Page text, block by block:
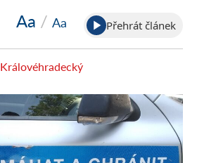
Aa / Aa Přehrát článek
Královéhradecký